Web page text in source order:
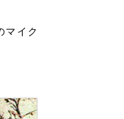
マイク